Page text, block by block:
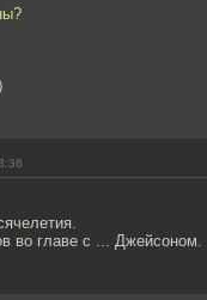
во главе с ... Джейсоном.